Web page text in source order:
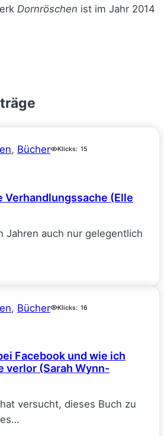
Dornröschen ist im Jahr 2014
, Bücher Klicks: 15
Verhandlungssache (Elle
Jahren auch nur gelegentlich
, Bücher Klicks: 16
Facebook und wie ich
verlor (Sarah Wynn-
versucht, dieses Buch zu